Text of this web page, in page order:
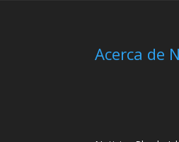
Acerca de